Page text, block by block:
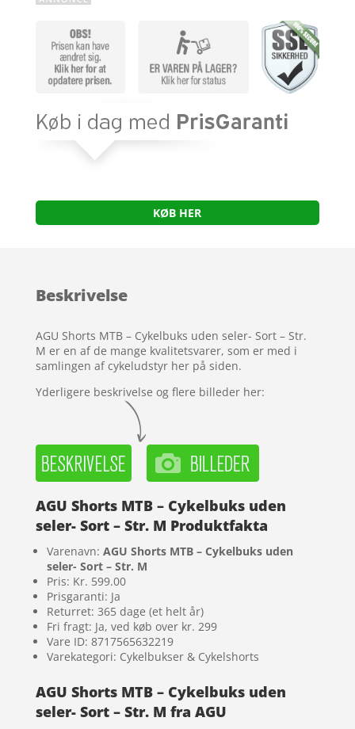
KØB HER
Beskrivelse
AGU Shorts MTB – Cykelbuks uden seler- Sort – Str.
M er en af de mange kvalitetsvarer, som er med i
samlingen af cykeludstyr her på siden.
Yderligere beskrivelse og flere billeder her:
AGU Shorts MTB – Cykelbuks uden
seler- Sort – Str. M Produktfakta
Varenavn: AGU Shorts MTB – Cykelbuks uden
seler- Sort – Str. M
Pris: Kr. 599.00
Prisgaranti: Ja
Returret: 365 dage (et helt år)
Fri fragt: Ja, ved køb over kr. 299
Vare ID: 8717565632219
Varekategori: Cykelbukser & Cykelshorts
AGU Shorts MTB – Cykelbuks uden
seler- Sort – Str. M fra AGU